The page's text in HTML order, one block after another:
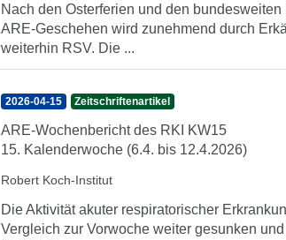
Nach den Osterferien und den
ARE-Geschehen wird zunehmend durch
weiterhin RSV. Die ...
2026-04-15 Zeitschriftenartikel
ARE-Wochenbericht des RKI KW15
15. Kalenderwoche (6.4. bis 12.4.2026)
Robert Koch-Institut
Die Aktivität akuter respiratorischer
Vergleich zur Vorwoche weiter gesunken